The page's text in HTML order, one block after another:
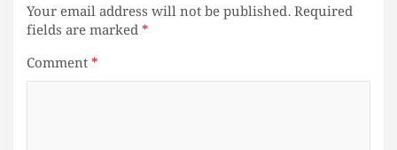
Your email address will not be published.Required
fields are marked*
Comment*